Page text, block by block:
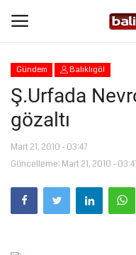
Giriş Yap
Anasayfa
Köşe Yazıları
Magazin
Gündem Balıklıgöl
Ş.Urfada
gözaltı
Mart 21, 2010 - 03:47
Güncelleme: Mart 21, 2010 -